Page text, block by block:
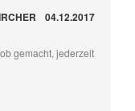
04.12.2017
gemacht, jederzeit